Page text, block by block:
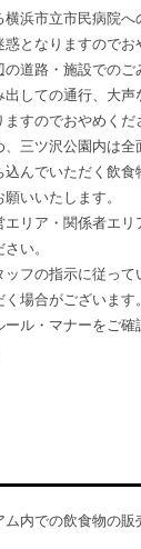
横浜市立市民病院
となりますのでお
の道路・施設での
出しての通行、大
すのでおやめくだ
、三ツ沢公園内は全
込んでいただく飲
いいたします。
エリア・関係者エ
い。
ッフの指示に従っ
く場合がございま
ル・マナーをご
ム内での飲食物の販